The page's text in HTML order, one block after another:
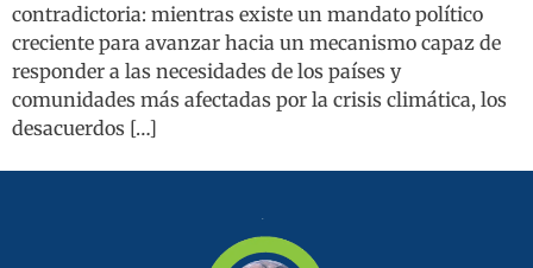
contradictoria: mientras existe un mandato político
creciente para avanzar hacia un mecanismo capaz de
responder a las necesidades de los países y
comunidades más afectadas por la crisis climática, los
desacuerdos […]